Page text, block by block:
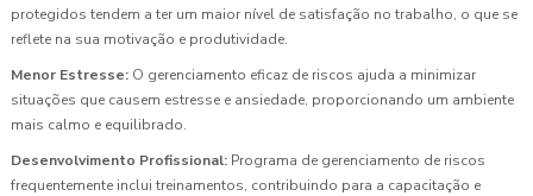
protegidos tendem a ter um maior nível de satisfação no trabalho, o que se
reflete na sua motivação e produtividade.
Menor Estresse: O gerenciamento eficaz de riscos ajuda a minimizar
situações que causem estresse e ansiedade, proporcionando um ambiente
mais calmo e equilibrado.
Desenvolvimento Profissional: Programa de gerenciamento de riscos
frequentemente inclui treinamentos, contribuindo para a capacitação e